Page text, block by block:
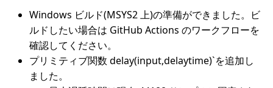
Windows ビルド(MSYS2 上)の準備ができました。ビ
ルドしたい場合は GitHub Actions のワークフローを
確認してください。
プリミティブ関数 delay(input,delaytime)`を追加し
ました。